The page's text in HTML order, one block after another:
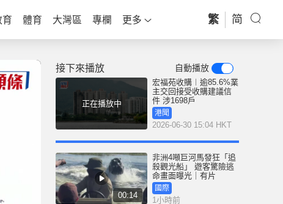
育 體育 大灣區 專欄 更多 繁 简
接下來播放 自動播放
正在播放中
宏福苑收購︱逾85.6%業
主交回接受收購建議信
件 涉1698戶
港聞
2026-06-30 15:04 HKT
00:14
非洲4噸巨河馬發狂「追
殺觀光船」 遊客驚險逃
命畫面曝光｜有片
國際
1小時前